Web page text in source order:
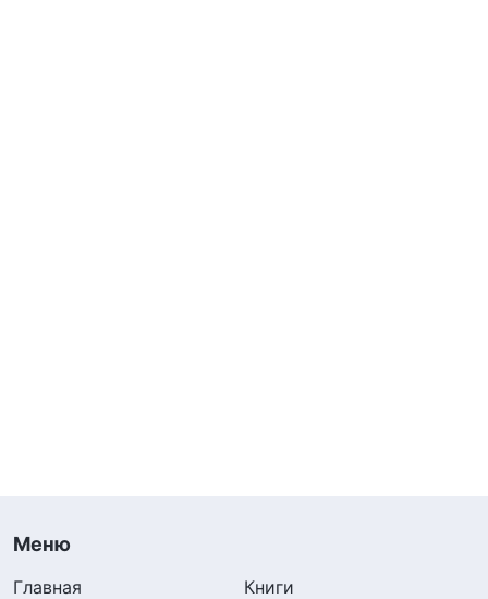
Меню
Главная
Книги